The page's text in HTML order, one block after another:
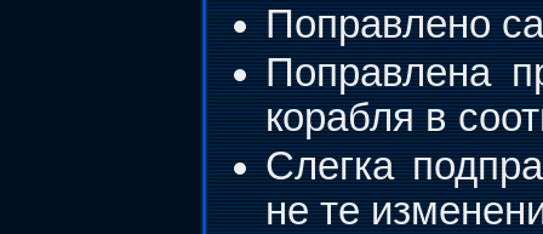
Поправлено
Поправлена
корабля в
Слегка
не те